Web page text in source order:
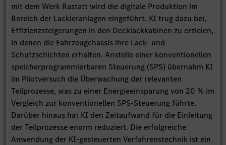
mit dem Werk Rastatt wird die digitale Produktion im
Bereich der Lackieranlagen eingeführt. KI trug dazu bei,
Effizienzsteigerungen in den Decklackkabinen zu erzielen,
in denen die Fahrzeugchassis ihre Lack- und
Schutzschichten erhalten. Anstelle einer konventionellen
speicherprogrammierbaren Steuerung (SPS) übernahm KI
im Pilotversuch die Überwachung der relevanten
Teilprozesse, was zu einer Energieeinsparung von 20 % im
Vergleich zur konventionellen SPS-Steuerung führte.
Darüber hinaus hat KI den Zeitaufwand für die Einleitung
der Teilprozesse enorm reduziert. Die erfolgreiche
Anwendung der KI-gesteuerten Verfahrenstechnik ist ein